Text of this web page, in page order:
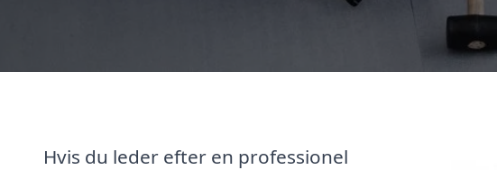
Hvis du leder efter en professionel